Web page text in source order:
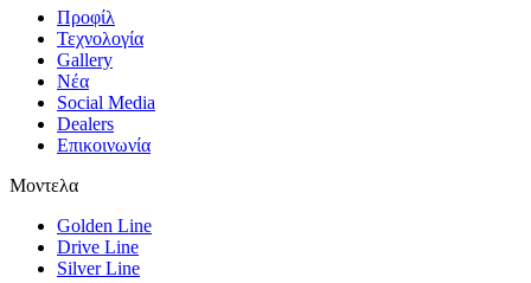
Προφίλ
Τεχνολογία
Gallery
Νέα
Social Media
Dealers
Επικοινωνία
Μοντελα
Golden Line
Drive Line
Silver Line